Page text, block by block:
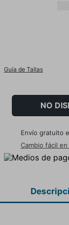
Guía de Tallas
NO
Envío gratuito
Cambio fácil